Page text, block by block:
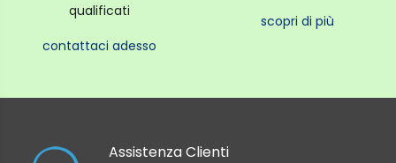
qualificati
contattaci adesso
scopri di più
Assistenza Clienti